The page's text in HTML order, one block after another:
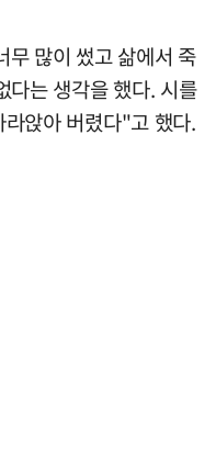
무 많이 썼고 삶에서 죽
다는 생각을 했다. 시를
앉아 버렸다"고 했다.